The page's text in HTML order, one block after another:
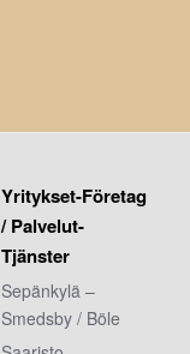
Yritykset-Företag
/ Palvelut-
Tjänster
Sepänkylä –
Smedsby / Böle